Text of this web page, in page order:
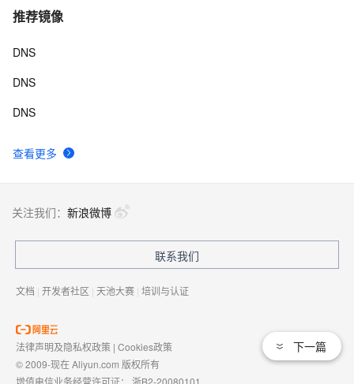
推荐镜像
查看更多
DNS
DNS
DNS
下一篇
关注我们： 新浪微博
联系我们
文档 | 开发者社区 | 天池大赛 | 培训与认证
法律声明及隐私权政策 | Cookies政策
© 2009-现在 Aliyun.com 版权所有
增值电信业务经营许可证： 浙B2-20080101